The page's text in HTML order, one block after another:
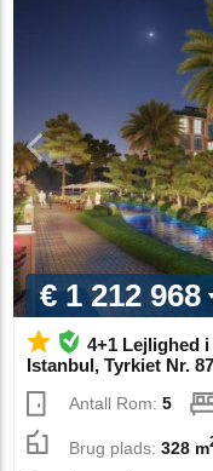
€ 1 212 968
4+1 Lejlighed
Istanbul, Tyrkiet Nr.
Antall Rom:5
Brug plads:328 m